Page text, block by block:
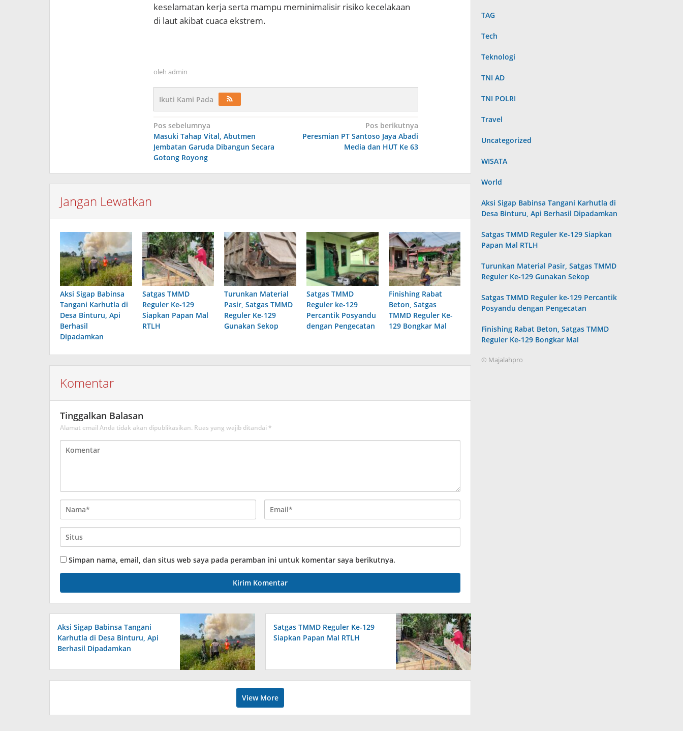
keselamatan kerja serta mampu meminimalisir risiko kecelakaan
di laut akibat cuaca ekstrem.
oleh admin
Ikuti Kami Pada
Navigasi
pos
Pos sebelumnya
Masuki Tahap Vital, Abutmen
Jembatan Garuda Dibangun Secara
Gotong Royong
Pos berikutnya
Peresmian PT Santoso Jaya Abadi
Media dan HUT Ke 63
Jangan Lewatkan
Aksi Sigap Babinsa
Tangani Karhutla di
Desa Binturu, Api
Berhasil
Dipadamkan
Satgas TMMD
Reguler Ke-129
Siapkan Papan Mal
RTLH
Turunkan Material
Pasir, Satgas TMMD
Reguler Ke-129
Gunakan Sekop
Satgas TMMD
Reguler ke-129
Percantik Posyandu
dengan Pengecatan
Finishing Rabat
Beton, Satgas
TMMD Reguler Ke-
129 Bongkar Mal
Komentar
Tinggalkan Balasan
Alamat email Anda tidak akan dipublikasikan. Ruas yang wajib ditandai *
Simpan nama, email, dan situs web saya pada peramban ini untuk komentar saya berikutnya.
Aksi Sigap Babinsa Tangani
Karhutla di Desa Binturu, Api
Berhasil Dipadamkan
Satgas TMMD Reguler Ke-129
Siapkan Papan Mal RTLH
View More
TAG
Tech
Teknologi
TNI AD
TNI POLRI
Travel
Uncategorized
WISATA
World
Aksi Sigap Babinsa Tangani Karhutla di
Desa Binturu, Api Berhasil Dipadamkan
Satgas TMMD Reguler Ke-129 Siapkan
Papan Mal RTLH
Turunkan Material Pasir, Satgas TMMD
Reguler Ke-129 Gunakan Sekop
Satgas TMMD Reguler ke-129 Percantik
Posyandu dengan Pengecatan
Finishing Rabat Beton, Satgas TMMD
Reguler Ke-129 Bongkar Mal
© Majalahpro